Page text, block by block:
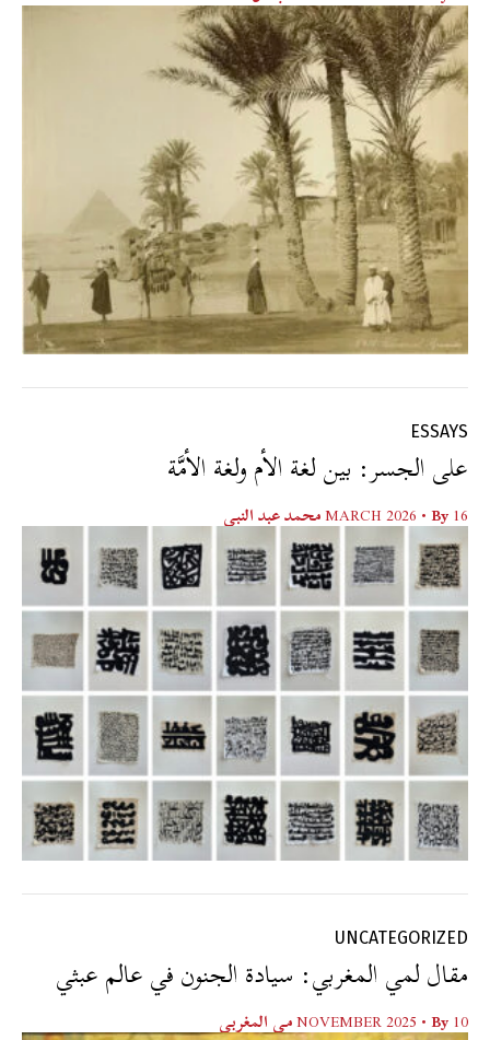
ESSAYS
على الجسر: بين لغة الأم ولغة الأمَّة
16 MARCH 2026
• By محمد عبد النبي
UNCATEGORIZED
مقال لمي المغربي: سيادة الجنون في عالم عبثي
10 NOVEMBER 2025
• By مي المغربي